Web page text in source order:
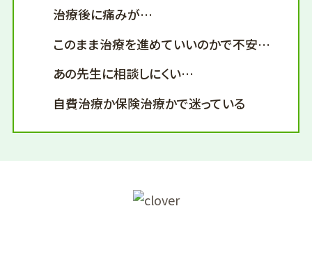
治療後に痛みが…
このまま治療を進めていいのかで不安…
あの先生に相談しにくい…
自費治療か保険治療かで迷っている